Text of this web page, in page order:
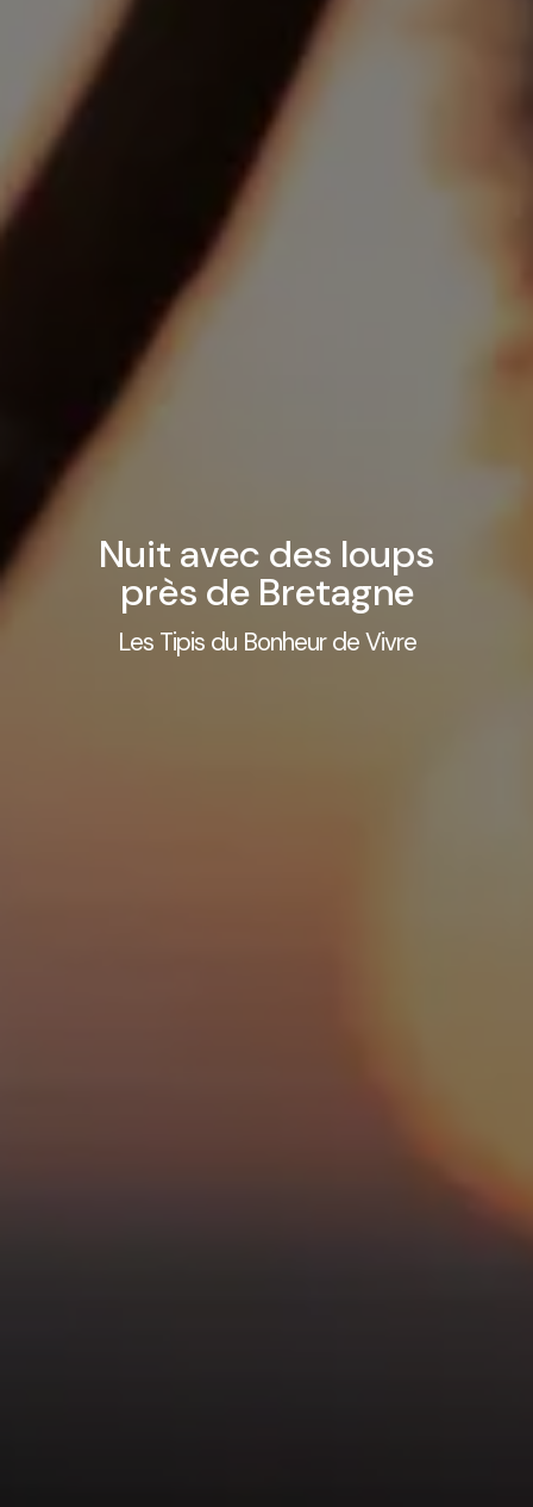
Nuit avec des loups
près de Bretagne
Les Tipis du Bonheur de Vivre